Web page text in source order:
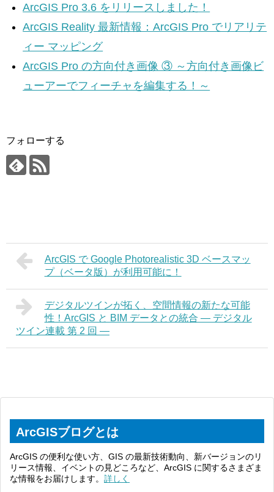
ArcGIS Pro 3.6 をリリースしました！
ArcGIS Reality 最新情報：ArcGIS Pro でリアリテ
ィー マッピング
ArcGIS Pro の方向付き画像 ③ ～方向付き画像ビ
ューアーでフィーチャを編集する！～
フォローする
ArcGIS で Google Photorealistic 3D ベースマッ
プ（ベータ版）が利用可能に！
デジタルツインが拓く、空間情報の新たな可能
性！ArcGIS と BIM データとの統合 ― デジタル
ツイン連載 第 2 回 ―
ArcGISブログとは
ArcGIS の便利な使い方、GIS の最新技術動向、新バージョンのリ
リース情報、イベントの見どころなど、ArcGIS に関するさまざま
な情報をお届けします。 詳しく